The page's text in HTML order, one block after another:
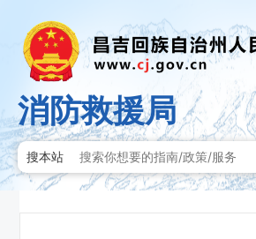
消防救援局
搜本站